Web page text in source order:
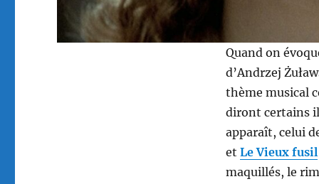
Quand on
d’Andrzej
thème musical
diront certains
apparaît, celui
et Le Vieux fusil
maquillés, le